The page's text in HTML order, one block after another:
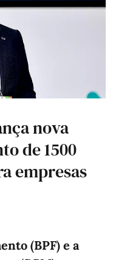
nova
de 1500
empresas
(BPF) e a